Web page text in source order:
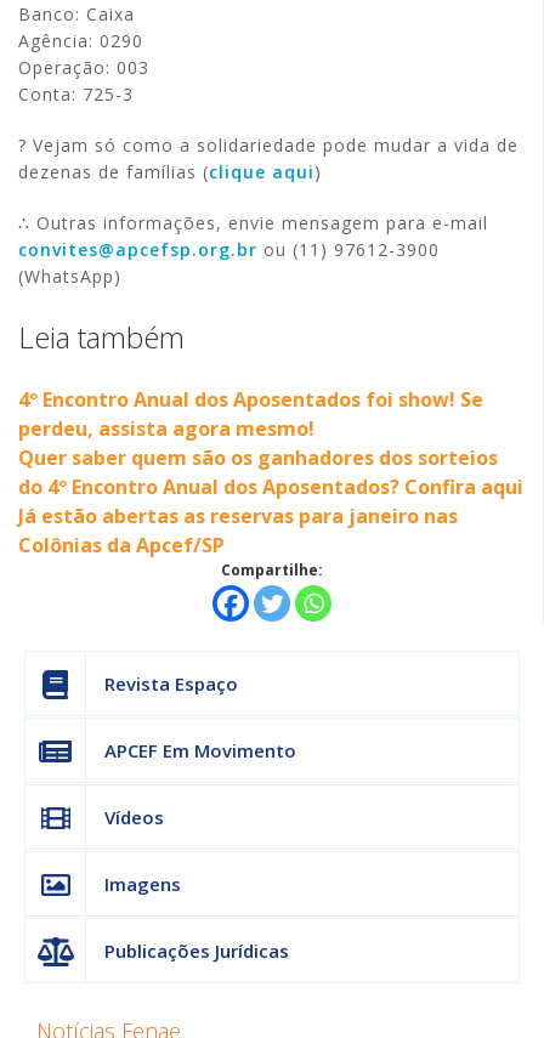
Banco: Caixa
Agência: 0290
Operação: 003
Conta: 725-3
? Vejam só como a solidariedade pode mudar a vida de
dezenas de famílias (clique aqui)
∴ Outras informações, envie mensagem para e-mail
convites@apcefsp.org.br ou (11) 97612-3900
(WhatsApp)
Leia também
4º Encontro Anual dos Aposentados foi show! Se
perdeu, assista agora mesmo!
Quer saber quem são os ganhadores dos sorteios
do 4º Encontro Anual dos Aposentados? Confira aqui
Já estão abertas as reservas para janeiro nas
Colônias da Apcef/SP
Compartilhe:
Revista Espaço
APCEF Em Movimento
Vídeos
Imagens
Publicações Jurídicas
Notícias Fenae